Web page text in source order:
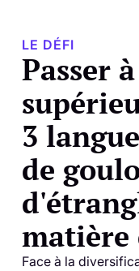
LE DÉFI
Passer
3
de
Face à la